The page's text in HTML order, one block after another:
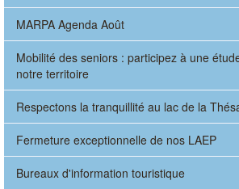
MARPA Agenda Août
Mobilité des seniors : participez à une
notre territoire
Respectons la tranquillité au lac de la
Fermeture exceptionnelle de nos LAEP
Bureaux d'information touristique